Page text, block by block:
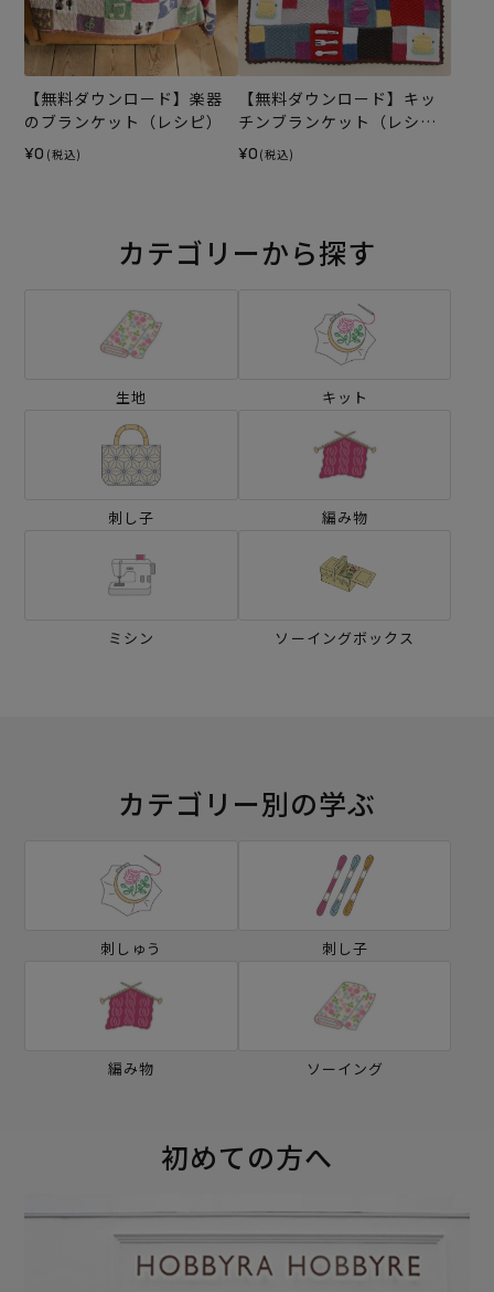
【無料ダウンロード】楽器
のブランケット（レシピ）
¥0 (税込)
【無料ダウンロード】キッ
チンブランケット（レシ
ピ）
¥0 (税込)
カテゴリーから探す
生地 キット
刺し子 編み物
ミシン ソーイングボックス
カテゴリー別の学ぶ
刺しゅう 刺し子
編み物 ソーイング
初めての方へ